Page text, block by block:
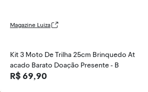
Magazine Luiza
Kit 3 Moto De Trilha 25cm Brinquedo At
acado Barato Doação Presente - B
R$ 69,90